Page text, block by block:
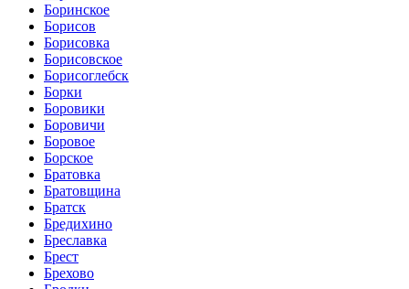
Боринское
Борисов
Борисовка
Борисовское
Борисоглебск
Борки
Боровики
Боровичи
Боровое
Борское
Братовка
Братовщина
Братск
Бредихино
Бреславка
Брест
Брехово